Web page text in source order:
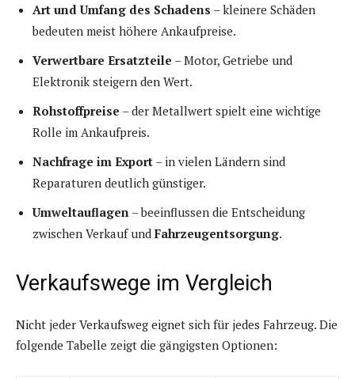
Art und Umfang des Schadens – kleinere Schäden
bedeuten meist höhere Ankaufpreise.
Verwertbare Ersatzteile – Motor, Getriebe und
Elektronik steigern den Wert.
Rohstoffpreise – der Metallwert spielt eine wichtige
Rolle im Ankaufpreis.
Nachfrage im Export – in vielen Ländern sind
Reparaturen deutlich günstiger.
Umweltauflagen – beeinflussen die Entscheidung
zwischen Verkauf und Fahrzeugentsorgung.
Verkaufswege im Vergleich
Nicht jeder Verkaufsweg eignet sich für jedes Fahrzeug. Die
folgende Tabelle zeigt die gängigsten Optionen: